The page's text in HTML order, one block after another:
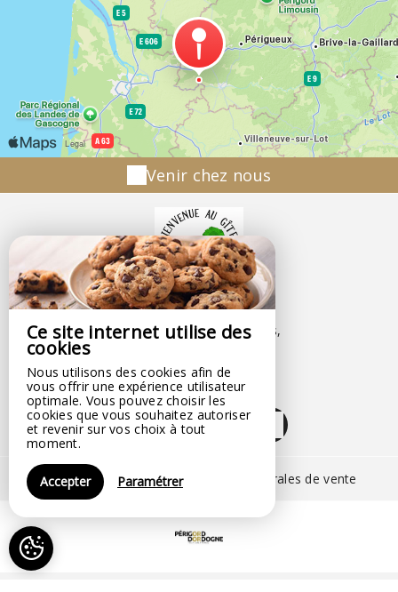
Ce site internet utilise des
cookies
Nous utilisons des cookies afin de
vous offrir une expérience utilisateur
optimale. Vous pouvez choisir les
cookies que vous souhaitez autoriser
et revenir sur vos choix à tout
moment.
Accepter Paramétrer
Venir chez nous
LES DEUX CHÊNES
153 Rue Des Frères Reclus,
+33 7 85 15 14 35
Contacter par email
Mentions légales | Conditions générales de vente